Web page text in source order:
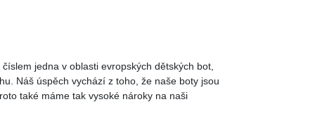
jedna v oblasti evropských dětských bot,
Náš úspěch vychází z toho, že naše boty jsou
také máme tak vysoké nároky na naši